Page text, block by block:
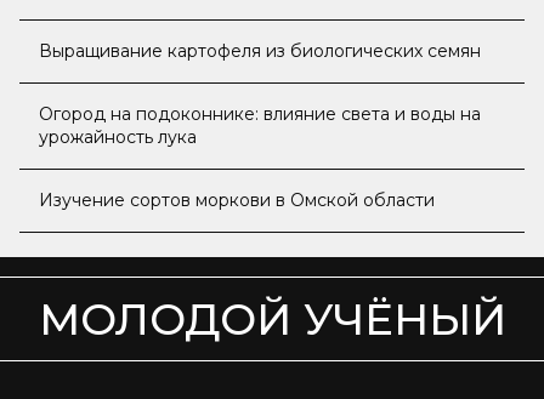
Выращивание картофеля из биологических семян
Огород на подоконнике: влияние света и воды на
урожайность лука
Изучение сортов моркови в Омской области
МОЛОДОЙ УЧЁНЫЙ